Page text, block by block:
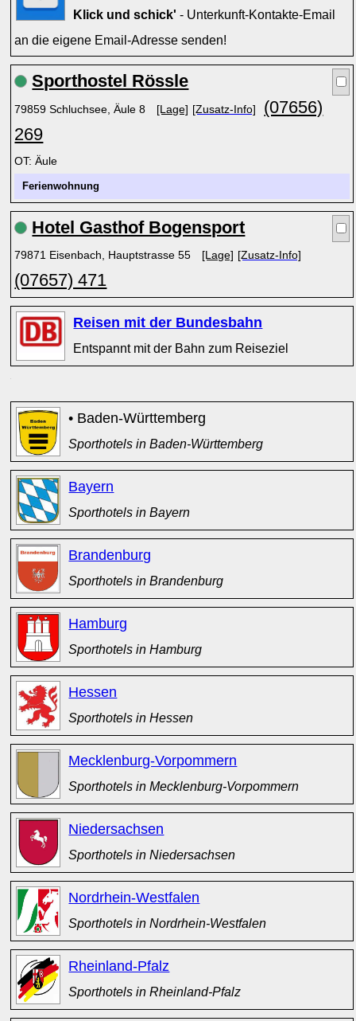
Klick und schick' - Unterkunft-Kontakte-Email
an die eigene Email-Adresse senden!
Sporthostel Rössle
79859 Schluchsee, Äule 8 [Lage] [Zusatz-Info]
(07656)
269
OT: Äule
Ferienwohnung
Hotel Gasthof Bogensport
79871 Eisenbach, Hauptstrasse 55 [Lage] [Zusatz-Info]
(07657) 471
Reisen mit der Bundesbahn
Entspannt mit der Bahn zum Reiseziel
• Baden-Württemberg
Sporthotels in Baden-Württemberg
Bayern
Sporthotels in Bayern
Brandenburg
Sporthotels in Brandenburg
Hamburg
Sporthotels in Hamburg
Hessen
Sporthotels in Hessen
Mecklenburg-Vorpommern
Sporthotels in Mecklenburg-Vorpommern
Niedersachsen
Sporthotels in Niedersachsen
Nordrhein-Westfalen
Sporthotels in Nordrhein-Westfalen
Rheinland-Pfalz
Sporthotels in Rheinland-Pfalz